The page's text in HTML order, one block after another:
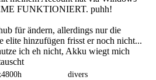
FUNKTIONIERT. puhh!
für ändern, allerdings nur die
elite hinzufügen frisst er noch nicht...
ich eh nicht, Akku wiegt mich
divers